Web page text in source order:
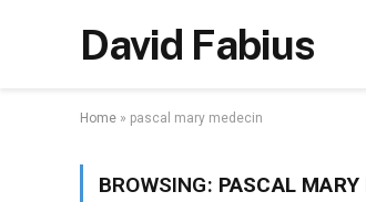
David Fabius
Home » pascal mary medecin
BROWSING: PASCAL MARY